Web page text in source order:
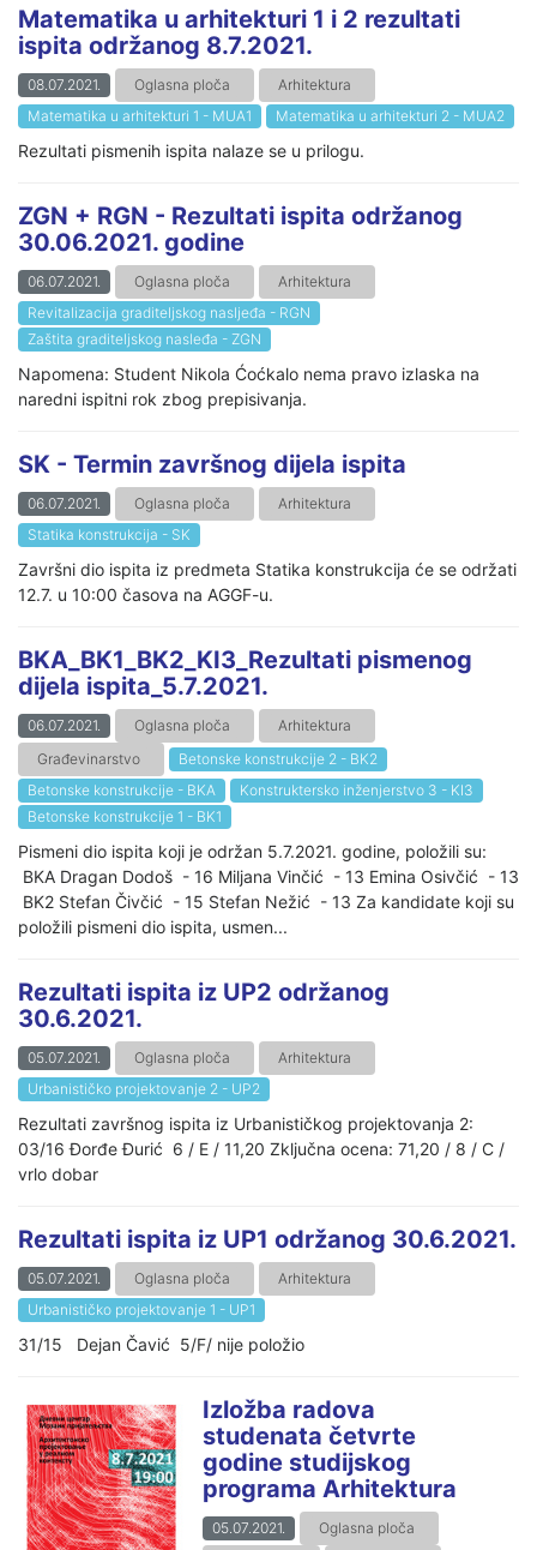
Matematika u arhitekturi 1 i 2 rezultati
ispita održanog 8.7.2021.
08.07.2021. Oglasna ploča
Arhitektura
Matematika u arhitekturi 1 - MUA1
Matematika u arhitekturi 2 - MUA2
Rezultati pismenih ispita nalaze se u prilogu.
ZGN + RGN - Rezultati ispita održanog
30.06.2021. godine
06.07.2021. Oglasna ploča
Arhitektura
Revitalizacija graditeljskog nasljeđa - RGN
Zaštita graditeljskog nasleđa - ZGN
Napomena: Student Nikola Ćoćkalo nema pravo izlaska na
naredni ispitni rok zbog prepisivanja.
SK - Termin završnog dijela ispita
06.07.2021. Oglasna ploča
Arhitektura
Statika konstrukcija - SK
Završni dio ispita iz predmeta Statika konstrukcija će se održati
12.7. u 10:00 časova na AGGF-u.
BKA_BK1_BK2_KI3_Rezultati pismenog
dijela ispita_5.7.2021.
06.07.2021. Oglasna ploča
Arhitektura
Građevinarstvo
Betonske konstrukcije 2 - BK2
Betonske konstrukcije - BKA
Konstruktersko inženjerstvo 3 - KI3
Betonske konstrukcije 1 - BK1
Pismeni dio ispita koji je održan 5.7.2021. godine, položili su:
BKA Dragan Dodoš - 16 Miljana Vinčić - 13 Emina Osivčić - 13
BK2 Stefan Čivčić - 15 Stefan Nežić - 13 Za kandidate koji su
položili pismeni dio ispita, usmen...
Rezultati ispita iz UP2 održanog
30.6.2021.
05.07.2021. Oglasna ploča
Arhitektura
Urbanističko projektovanje 2 - UP2
Rezultati završnog ispita iz Urbanističkog projektovanja 2:
03/16 Đorđe Đurić 6 / E / 11,20 Zključna ocena: 71,20 / 8 / C /
vrlo dobar
Rezultati ispita iz UP1 održanog 30.6.2021.
05.07.2021. Oglasna ploča
Arhitektura
Urbanističko projektovanje 1 - UP1
31/15 Dejan Čavić 5/F/ nije položio
Izložba radova
studenata četvrte
godine studijskog
programa Arhitektura
05.07.2021.
Oglasna ploča